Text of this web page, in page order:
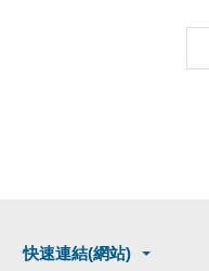
快速連結(網站)